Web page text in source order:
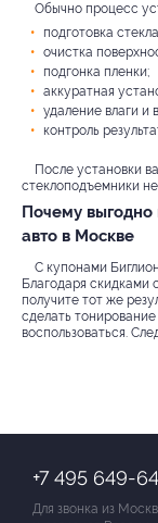
Обычно процесс
подготовка
очистка
подгонка пленки;
аккуратная
удаление влаги и
контроль
После установки
стеклоподъемники
Почему выгодно
авто в Москве
С купонами
Благодаря скидками
получите тот же
сделать
воспользоваться.
+7 495 649-
Для звонка из